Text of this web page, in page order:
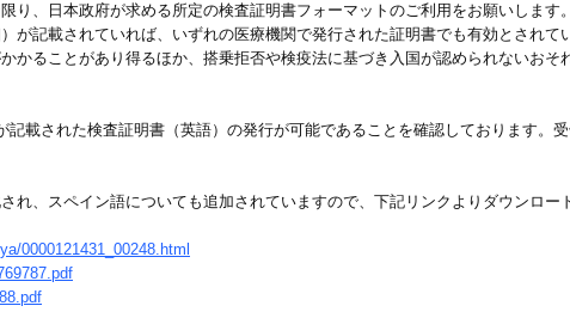
り、日本政府が求める所定の検査証明書フォーマットのご利用をお願いします
が記載されていれば、いずれの医療機関で発行された証明書でも有効とされて
かることがあり得るほか、搭乗拒否や検疫法に基づき入国が認められないおそ
載された検査証明書（英語）の発行が可能であることを確認しております。
れ、スペイン語についても追加されていますので、下記リンクよりダウンロー
0000121431_00248.html